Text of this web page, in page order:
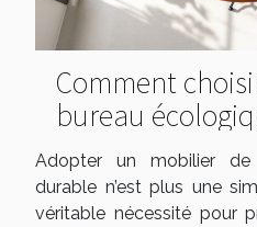
Comment
bureau
Adopter un mobilier
durable n’est plus une
véritable nécessité pour